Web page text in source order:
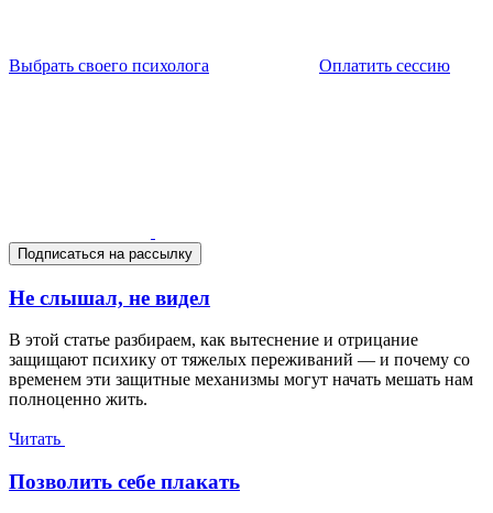
Выбрать своего психолога Оплатить сессию
Подписаться на рассылку
Не слышал, не видел
В этой статье разбираем, как вытеснение и отрицание
защищают психику от тяжелых переживаний — и почему со
временем эти защитные механизмы могут начать мешать нам
полноценно жить.
Читать
Позволить себе плакать